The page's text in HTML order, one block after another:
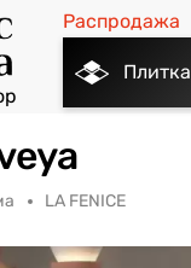
Распродажа
Плитка
LA FENICE